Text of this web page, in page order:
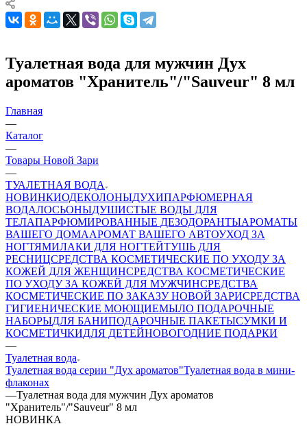
Туалетная вода для мужчин Дух
ароматов "Хранитель"/"Sauveur" 8 мл
Главная
—
Каталог
—
Товары Новой Зари
—
ТУАЛЕТНАЯ ВОДА
НОВИНКИОДЕКОЛОНЫДУХИПАРФЮМЕРНАЯ
ВОДАЛОСЬОНЫДУШИСТЫЕ ВОДЫ ДЛЯ
ТЕЛАПАРФЮМИРОВАННЫЕ ДЕЗОДОРАНТЫАРОМАТЫ
ВАШЕГО ДОМААРОМАТ ВАШЕГО АВТОУХОД ЗА
НОГТЯМИЛАКИ ДЛЯ НОГТЕЙТУШЬ ДЛЯ
РЕСНИЦСРЕДСТВА КОСМЕТИЧЕСКИЕ ПО УХОДУ ЗА
КОЖЕЙ ДЛЯ ЖЕНЩИНСРЕДСТВА КОСМЕТИЧЕСКИЕ
ПО УХОДУ ЗА КОЖЕЙ ДЛЯ МУЖЧИНСРЕДСТВА
КОСМЕТИЧЕСКИЕ ПО ЗАКАЗУ НОВОЙ ЗАРИСРЕДСТВА
ГИГИЕНИЧЕСКИЕ МОЮЩИЕМЫЛО ПОДАРОЧНЫЕ
НАБОРЫДЛЯ БАНИПОДАРОЧНЫЕ ПАКЕТЫСУМКИ И
КОСМЕТИЧКИДЛЯ ДЕТЕЙНОВОГОДНИЕ ПОДАРКИ
—
Туалетная вода
Туалетная вода серии "Дух ароматов"Туалетная вода в мини-
флаконах
—Туалетная вода для мужчин Дух ароматов
"Хранитель"/"Sauveur" 8 мл
НОВИНКА